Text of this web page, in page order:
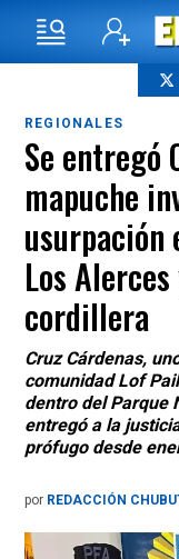
REGIONALES
Se entregó
mapuche
usurpación
Los
cordillera
Cruz Cárdenas,
comunidad Lof
dentro del Parque
entregó a la
prófugo desde
por REDACCIÓN